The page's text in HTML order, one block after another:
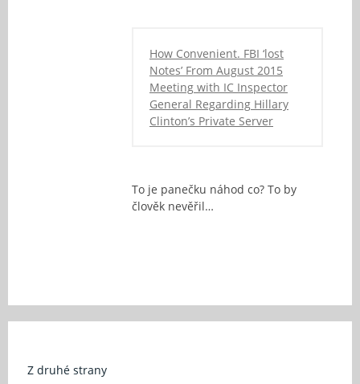
How Convenient. FBI ‘lost
Notes’ From August 2015
Meeting with IC Inspector
General Regarding Hillary
Clinton’s Private Server
To je panečku náhod co? To by
člověk nevěřil…
Z druhé strany